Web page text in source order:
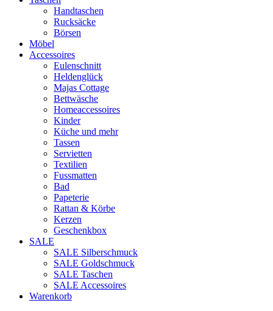
Handtaschen
Rucksäcke
Börsen
Möbel
Accessoires
Eulenschnitt
Heldenglück
Majas Cottage
Bettwäsche
Homeaccessoires
Kinder
Küche und mehr
Tassen
Servietten
Textilien
Fussmatten
Bad
Papeterie
Rattan & Körbe
Kerzen
Geschenkbox
SALE
SALE Silberschmuck
SALE Goldschmuck
SALE Taschen
SALE Accessoires
Warenkorb